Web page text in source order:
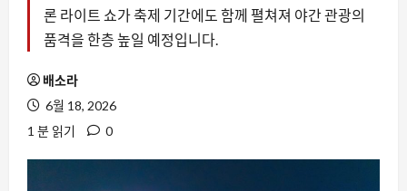
론 라이트 쇼가 축제 기간에도 함께 펼쳐져 야간 관광의
품격을 한층 높일 예정입니다.
배소라
6월 18, 2026
1 분 읽기
0